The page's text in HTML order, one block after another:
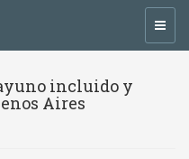
incluido y
Aires